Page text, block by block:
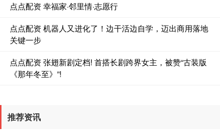
点点配资 幸福家·邻里情·志愿行
点点配资 机器人又进化了！边干活边自学，迈出商用落地
关键一步
点点配资 张翅新剧定档! 首搭长剧跨界女主，被赞“古装版
《那年冬至》”!
推荐资讯